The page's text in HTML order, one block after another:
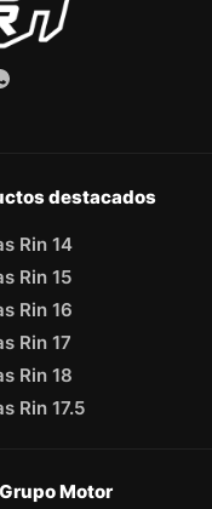
destacados
Rin 14
Rin 15
Rin 16
Rin 17
Rin 18
Rin 17.5
Motor